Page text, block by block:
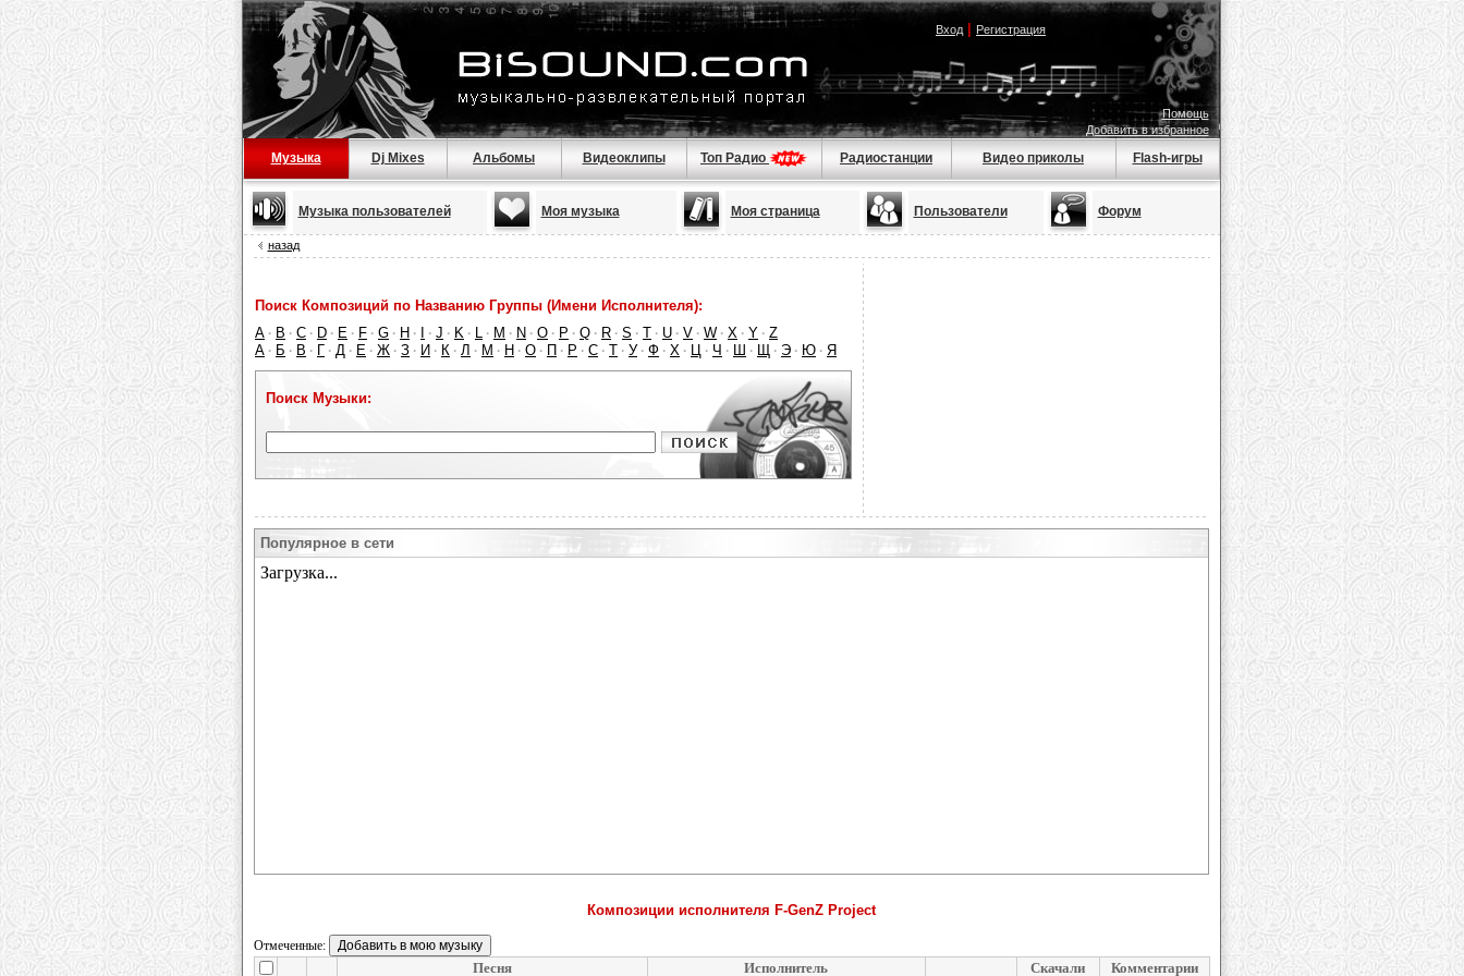
Вход| Регистрация
Помощь
Добавить в избранное
Музыка Dj Mixes Альбомы Видеоклипы Топ Радио Радиостанции Видео приколы Flash-игры
Музыка пользователей Моя музыка Моя страница Пользователи Форум
назад
Поиск Композиций по Названию Группы (Имени Исполнителя):
A · B · C · D · E · F · G · H · · J · K · L · M · N · O · P · Q · R · S · T · U · V · W · X · Y · Z
А · Б · В · Г · Д · Е · Ж · З · И · К · Л · М · Н · О · П · Р · С · Т · У · Ф · Х · Ц · Ч · Ш · Щ · Э · Ю · Я
Поиск Музыки:
Популярное в сети
Композиции исполнителя F-GenZ Project
Отмеченные:
Песня Исполнитель Скачали Комментарии